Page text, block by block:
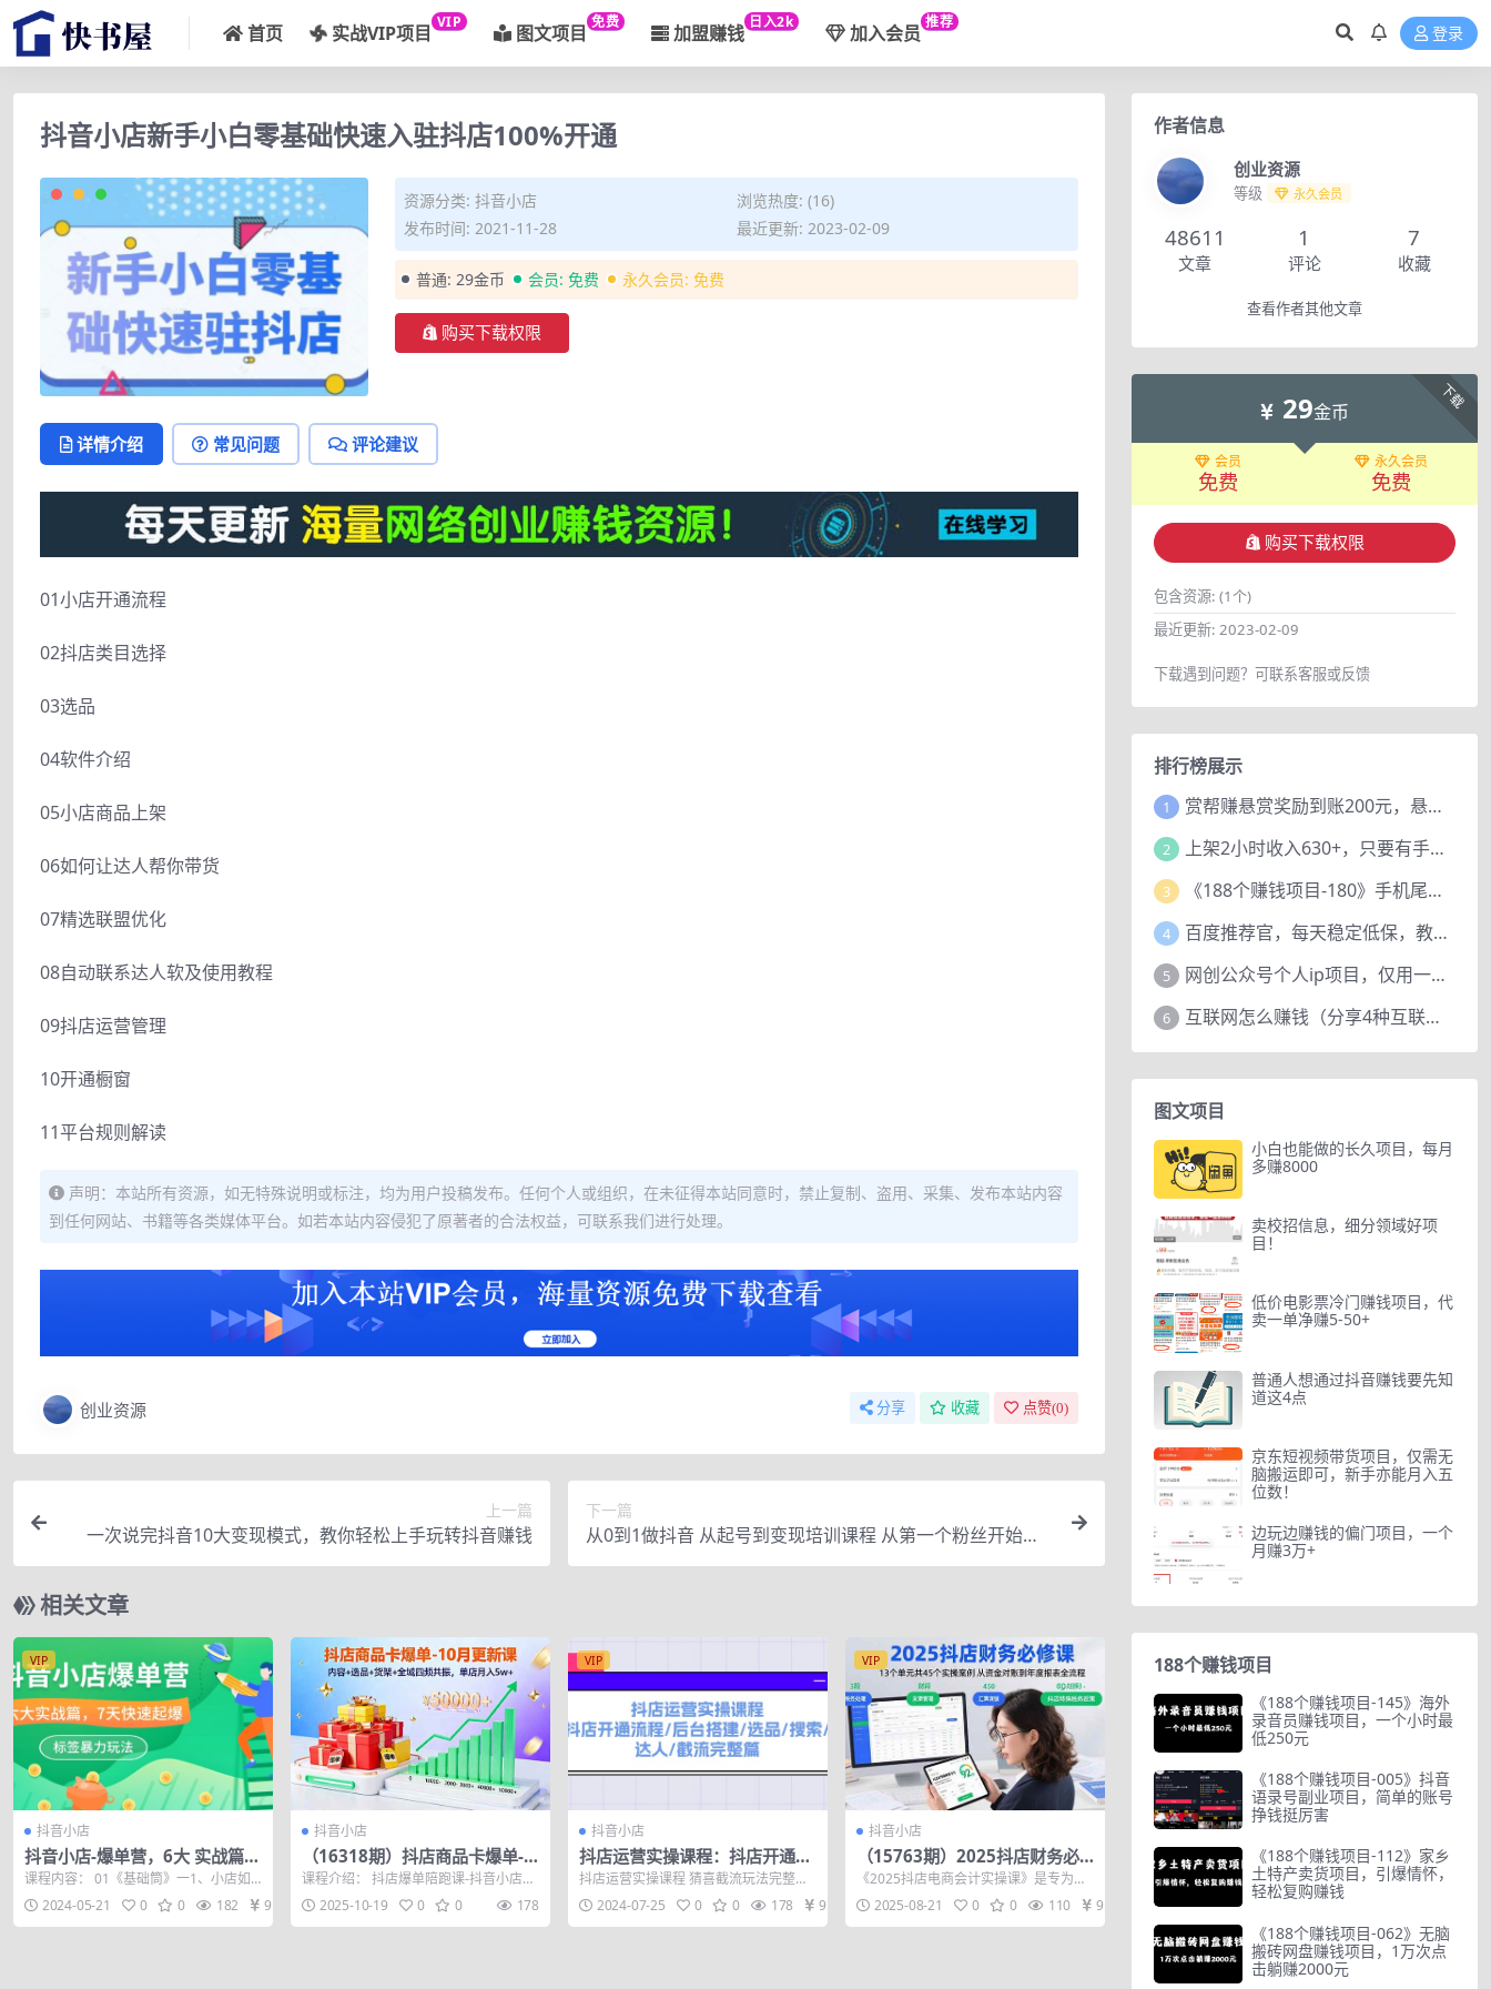
首页 实战VIP项目 VIP 图文项目 免费 加盟赚钱 日入2k 加入会员 推荐
登录
抖音小店新手小白零基础快速入驻抖店100%开通
资源分类: 抖音小店
浏览热度: (16)
发布时间: 2021-11-28
最近更新: 2023-02-09
普通: 29金币 会员: 免费 永久会员: 免费
购买下载权限
详情介绍 常见问题 评论建议
01小店开通流程
02抖店类目选择
03选品
04软件介绍
05小店商品上架
06如何让达人帮你带货
07精选联盟优化
08自动联系达人软及使用教程
09抖店运营管理
10开通橱窗
11平台规则解读
声明：本站所有资源，如无特殊说明或标注，均为用户投稿发布。任何个人或组织，在未征得本站同意时，禁止复制、盗用、采集、发布本站内容
到任何网站、书籍等各类媒体平台。如若本站内容侵犯了原著者的合法权益，可联系我们进行处理。
创业资源 分享 收藏 点赞(0)
上一篇
一次说完抖音10大变现模式，教你轻松上手玩转抖音赚钱
下一篇
从0到1做抖音 从起号到变现培训课程 从第一个粉丝开始变
现，实操课程+工具
相关文章
VIP
抖音小店
抖音小店-爆单营，6大 实战篇，
7天 快速起爆，标签暴力玩法
（41节课）
课程内容： 01《基础筒》一1、小店如
何开通 .mp4 02《基础筒》-2、如何...
2024-05-21 0 0 182 9.9
抖音小店
（16318期）抖店商品卡爆单-1
0月新课：内容+选品+货架+全
域四频共振，单店月入5w+
课程介绍： 抖店爆单陪跑课-抖音小店爆
单陪跑。涵盖商品卡标准化SOP、短视
频联动...
2025-10-19 0 0 178
VIP
抖音小店
抖店运营实操课程：抖店开通流
程/后台搭建/选品/搜索/达人/截
流完整篇
抖店运营实操课程 猜喜截流玩法完整篇.
mp4 抖店达人玩法篇.mp4 抖店高级起...
2024-07-25 0 0 178 9.9
VIP
抖音小店
（15763期）2025抖店财务必
修课：13个单元共45个实操案
例 从资金对账到年度报表全流程
《2025抖店电商会计实操课》是专为抖
音小店设计的财务管理系统课程，涵盖&
quo...2025-08-21 0 0 110 9.9
作者信息
创业资源
等级 永久会员
48611
文章
1
评论
7
收藏
查看作者其他文章
下载
29金币
会员
免费
永久会员
免费
购买下载权限
包含资源: (1个)
最近更新: 2023-02-09
下载遇到问题？可联系客服或反馈
排行榜展示
1 赏帮赚悬赏奖励到账200元，悬赏任务多劳多得，人人可做。
2 上架2小时收入630+，只要有手就能做的AI搞钱项目，奶奶看完都能学会!
3 《188个赚钱项目-180》手机尾号测试评分项目，短视频直播日赚200+
4 百度推荐官，每天稳定低保，教程赠上
5 网创公众号个人ip项目，仅用一篇文章做到全网引流！
6 互联网怎么赚钱（分享4种互联网赚钱模式）
图文项目
小白也能做的长久项目，每月
多赚8000
卖校招信息，细分领域好项
目！
低价电影票冷门赚钱项目，代
卖一单净赚5-50+
普通人想通过抖音赚钱要先知
道这4点
京东短视频带货项目，仅需无
脑搬运即可，新手亦能月入五
位数！
边玩边赚钱的偏门项目，一个
月赚3万+
188个赚钱项目
《188个赚钱项目-145》海外
录音员赚钱项目，一个小时最
低250元
《188个赚钱项目-005》抖音
语录号副业项目，简单的账号
挣钱挺厉害
《188个赚钱项目-112》家乡
土特产卖货项目，引爆情怀，
轻松复购赚钱
《188个赚钱项目-062》无脑
搬砖网盘赚钱项目，1万次点
击躺赚2000元